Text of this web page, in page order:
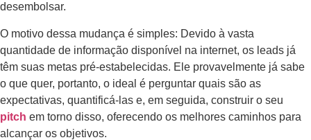
desembolsar.
O motivo dessa mudança é simples: Devido à vasta
quantidade de informação disponível na internet, os leads já
têm suas metas pré-estabelecidas. Ele provavelmente já sabe
o que quer, portanto, o ideal é perguntar quais são as
expectativas, quantificá-las e, em seguida, construir o seu
pitch em torno disso, oferecendo os melhores caminhos para
alcançar os objetivos.